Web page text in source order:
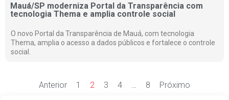
Mauá/SP moderniza Portal da Transparência com
tecnologia Thema e amplia controle social
O novo Portal da Transparência de Mauá, com tecnologia
Thema, amplia o acesso a dados públicos e fortalece o controle
social.
Anterior 1 2 3 4 8 Próximo